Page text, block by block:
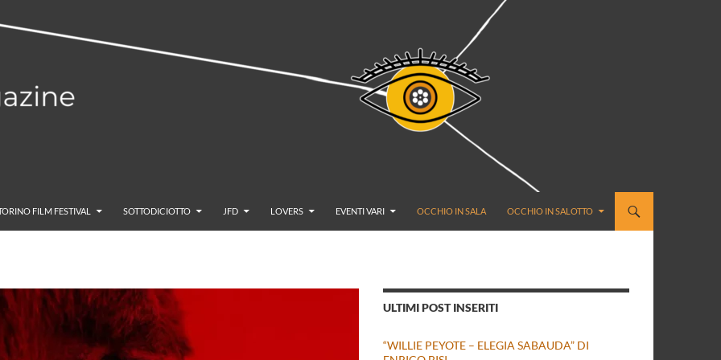
FILM FESTIVAL SOTTODICIOTTO JFD LOVERS EVENTI VARI OCCHIO IN SALA OCCHIO IN SALOTTO
ULTIMI POST INSERITI
“WILLIE PEYOTE – ELEGIA SABAUDA” DI